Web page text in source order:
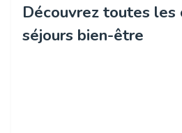
Découvrez toutes
séjours bien-être